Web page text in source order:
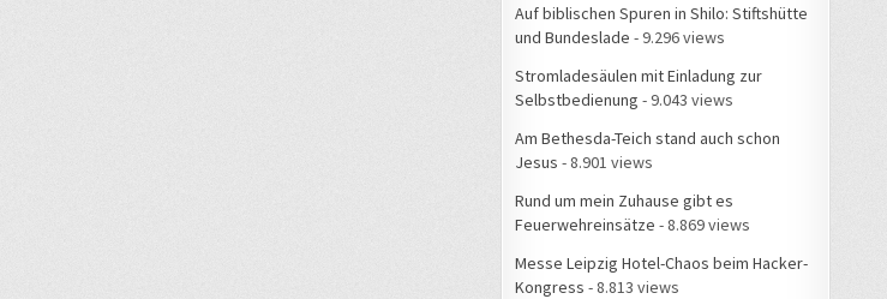
Auf biblischen Spuren in Shilo: Stiftshütte
und Bundeslade - 9.296 views
Stromladesäulen mit Einladung zur
Selbstbedienung - 9.043 views
Am Bethesda-Teich stand auch schon
Jesus - 8.901 views
Rund um mein Zuhause gibt es
Feuerwehreinsätze - 8.869 views
Messe Leipzig Hotel-Chaos beim Hacker-
Kongress - 8.813 views